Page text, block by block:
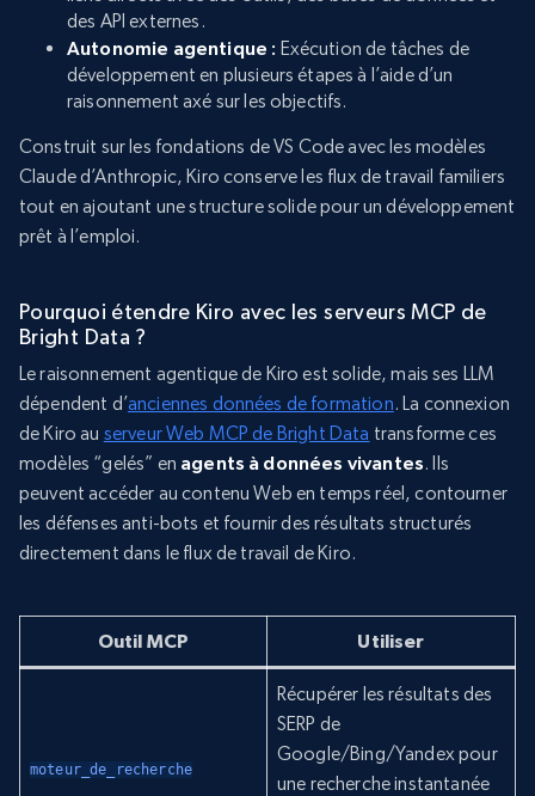
des API externes.
Autonomie agentique : Exécution de tâches de
développement en plusieurs étapes à l’aide d’un
raisonnement axé sur les objectifs.
Construit sur les fondations de VS Code avec les modèles
Claude d’Anthropic, Kiro conserve les flux de travail familiers
tout en ajoutant une structure solide pour un développement
prêt à l’emploi.
Pourquoi étendre Kiro avec les serveurs MCP de
Bright Data ?
Le raisonnement agentique de Kiro est solide, mais ses LLM
dépendent d’anciennes données de formation. La connexion
de Kiro au serveur Web MCP de Bright Data transforme ces
modèles “gelés” en agents à données vivantes. Ils
peuvent accéder au contenu Web en temps réel, contourner
les défenses anti-bots et fournir des résultats structurés
directement dans le flux de travail de Kiro.
Outil MCP Utiliser
moteur_de_recherche
Récupérer les résultats des
SERP de
Google/Bing/Yandex pour
une recherche instantanée